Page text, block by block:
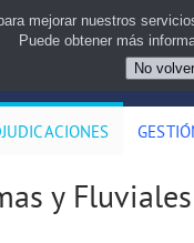
y
mejorar nuestros
Puede obtener más